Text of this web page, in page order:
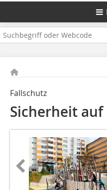
Fallschutz
Sicherheit auf